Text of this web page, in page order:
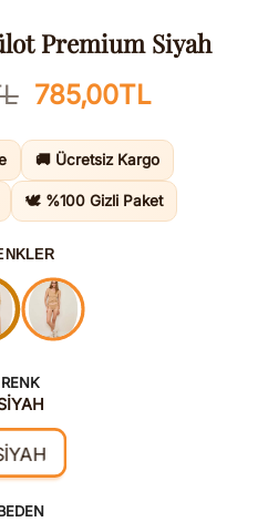
Premium Siyah
Orijinal
1.100,00TL.
785,00TLŞu
fiyat:
🚚 Ücretsiz Kargo
🕊️ %100 Gizli Paket
RENK